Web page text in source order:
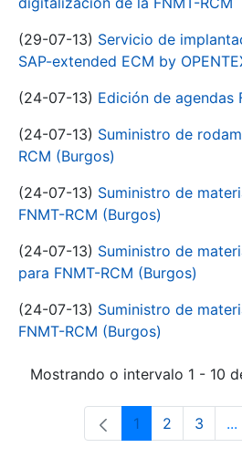
(29-07-13) Servicio de
SAP-extended ECM by
(24-07-13) Edición de agendas
(24-07-13) Suministro de
RCM (Burgos)
(24-07-13) Suministro de
FNMT-RCM (Burgos)
(24-07-13) Suministro de
para FNMT-RCM (Burgos)
(24-07-13) Suministro de
FNMT-RCM (Burgos)
Mostrando o intervalo 1 - 10
Páxina
1 Páxina
2 Páxina
3 ...